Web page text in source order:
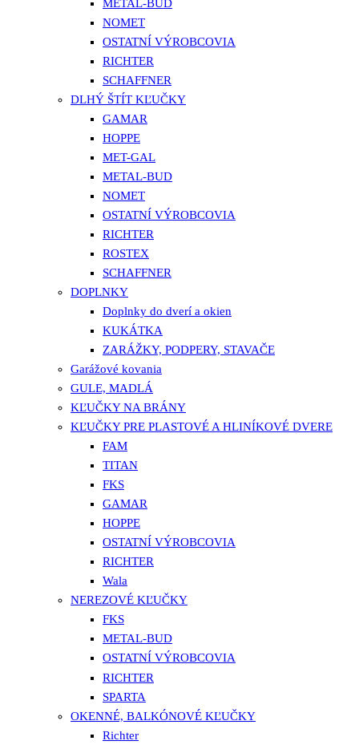
METAL-BUD
NOMET
OSTATNÍ VÝROBCOVIA
RICHTER
SCHAFFNER
DLHÝ ŠTÍT KĽUČKY
GAMAR
HOPPE
MET-GAL
METAL-BUD
NOMET
OSTATNÍ VÝROBCOVIA
RICHTER
ROSTEX
SCHAFFNER
DOPLNKY
Doplnky do dverí a okien
KUKÁTKA
ZARÁŽKY, PODPERY, STAVAČE
Garážové kovania
GULE, MADLÁ
KĽUČKY NA BRÁNY
KĽUČKY PRE PLASTOVÉ A HLINÍKOVÉ DVERE
FAM
TITAN
FKS
GAMAR
HOPPE
OSTATNÍ VÝROBCOVIA
RICHTER
Wala
NEREZOVÉ KĽUČKY
FKS
METAL-BUD
OSTATNÍ VÝROBCOVIA
RICHTER
SPARTA
OKENNÉ, BALKÓNOVÉ KĽUČKY
Richter